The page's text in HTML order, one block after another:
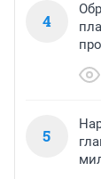
4
5